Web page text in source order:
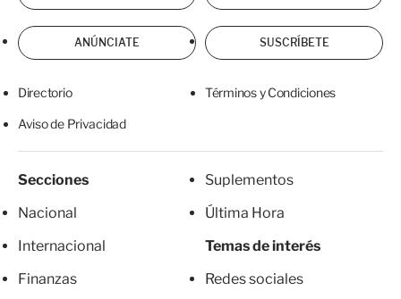
ANÚNCIATE SUSCRÍBETE
Directorio Términos y Condiciones
Aviso de Privacidad
Secciones
Nacional
Internacional
Finanzas
Suplementos
Última Hora
Temas de interés
Redes sociales